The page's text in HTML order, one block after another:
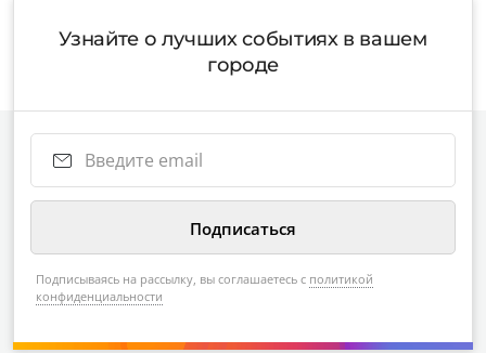
Узнайте о лучших событиях в вашем
городе
Подписываясь на рассылку, вы соглашаетесь с политикой
конфиденциальности